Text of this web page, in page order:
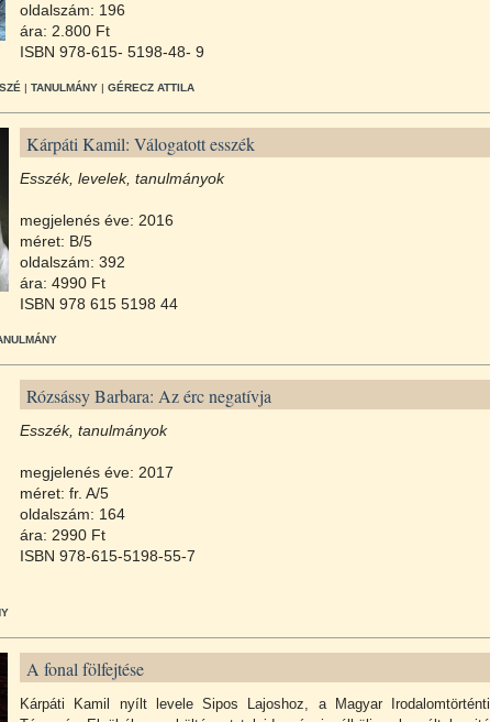
oldalszám: 196
ára: 2.800 Ft
ISBN 978-615- 5198-48- 9
| TANULMÁNY | GÉRECZ ATTILA
Kárpáti Kamil: Válogatott esszék
Esszék, levelek, tanulmányok
megjelenés éve: 2016
méret: B/5
oldalszám: 392
ára: 4990 Ft
ISBN 978 615 5198 44
Rózsássy Barbara: Az érc negatívja
Esszék, tanulmányok
megjelenés éve: 2017
méret: fr. A/5
oldalszám: 164
ára: 2990 Ft
ISBN 978-615-5198-55-7
A fonal fölfejtése
Kárpáti Kamil nyílt levele Sipos Lajoshoz, a Magyar Irodalomtörténti